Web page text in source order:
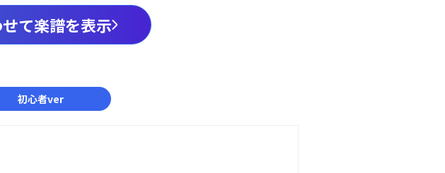
て楽譜を表示
初心者ver